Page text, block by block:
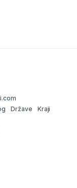
Države
Kraji